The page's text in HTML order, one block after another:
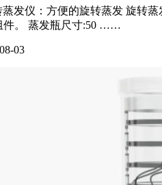
发仪：方便的旋转蒸发 旋转
件。 蒸发瓶尺寸:50 ……
03